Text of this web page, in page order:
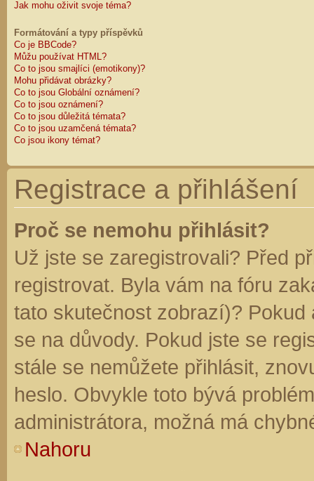
Jak mohu oživit svoje téma?
Formátování a typy příspěvků
Co je BBCode?
Můžu používat HTML?
Co to jsou smajlíci (emotikony)?
Mohu přidávat obrázky?
Co to jsou Globální oznámení?
Co to jsou oznámení?
Co to jsou důležitá témata?
Co to jsou uzamčená témata?
Co jsou ikony témat?
Registrace a přihlášení
Proč se nemohu přihlásit?
Už jste se zaregistrovali? Před
registrovat. Byla vám na fóru
tato skutečnost zobrazí)?
se na důvody. Pokud jste se
stále se nemůžete přihlásit,
heslo. Obvykle toto bývá
administrátora, možná má
Nahoru